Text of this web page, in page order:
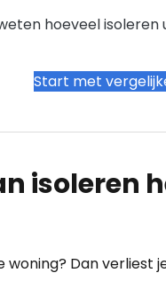
hoeveel isoleren
Start met
isoleren
woning? Dan verliest